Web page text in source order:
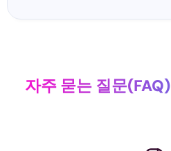
자주 묻는 질문(FAQ)